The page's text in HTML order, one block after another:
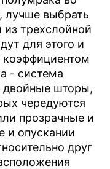
лучше выбрать
трехслойной
для этого и
- система
двойные шторы,
чередуются
прозрачные и
и опускании
друг